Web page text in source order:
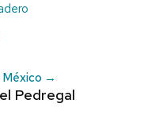
México →
Pedregal